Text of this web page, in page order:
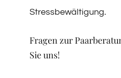
Stressbewältigung.
Fragen zur
Sie uns!